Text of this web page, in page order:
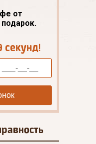
от
секунд!